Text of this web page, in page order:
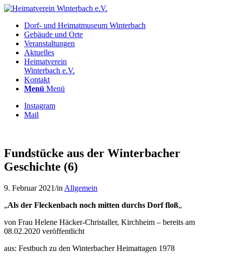
Dorf- und Heimatmuseum Winterbach
Gebäude und Orte
Veranstaltungen
Aktuelles
Heimatverein
Winterbach e.V.
Kontakt
Menü Menü
Instagram
Mail
Fundstücke aus der Winterbacher
Geschichte (6)
9. Februar 2021/in Allgemein
„Als der Fleckenbach noch mitten durchs Dorf floß„
von Frau Helene Häcker-Christaller, Kirchheim – bereits am
08.02.2020 veröffentlicht
aus: Festbuch zu den Winterbacher Heimattagen 1978